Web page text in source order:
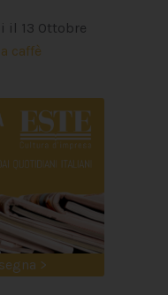
il 13 Ottobre
caffè
>